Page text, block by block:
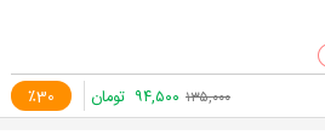
٪30 ۱۳۵,۰۰۰ ۹۴,۵۰۰ تومان